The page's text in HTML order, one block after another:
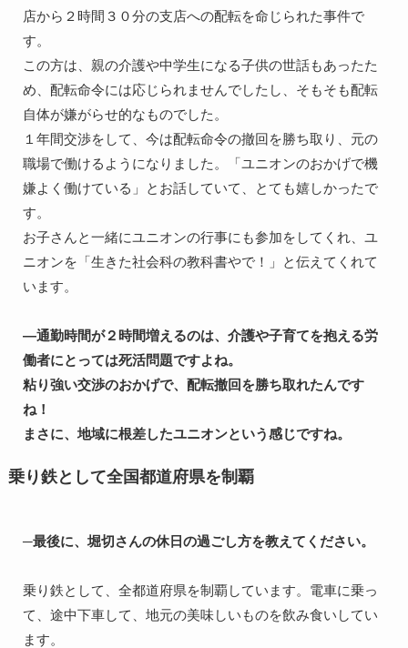
店から２時間３０分の支店への配転を命じられた事件で
す。
この方は、親の介護や中学生になる子供の世話もあったた
め、配転命令には応じられませんでしたし、そもそも配転
自体が嫌がらせ的なものでした。
１年間交渉をして、今は配転命令の撤回を勝ち取り、元の
職場で働けるようになりました。「ユニオンのおかげで機
嫌よく働けている」とお話していて、とても嬉しかったで
す。
お子さんと一緒にユニオンの行事にも参加をしてくれ、ユ
ニオンを「生きた社会科の教科書やで！」と伝えてくれて
います。
―通勤時間が２時間増えるのは、介護や子育てを抱える労
働者にとっては死活問題ですよね。
粘り強い交渉のおかげで、配転撤回を勝ち取れたんです
ね！
まさに、地域に根差したユニオンという感じですね。
乗り鉄として全国都道府県を制覇
─最後に、堀切さんの休日の過ごし方を教えてください。
乗り鉄として、全都道府県を制覇しています。電車に乗っ
て、途中下車して、地元の美味しいものを飲み食いしてい
ます。